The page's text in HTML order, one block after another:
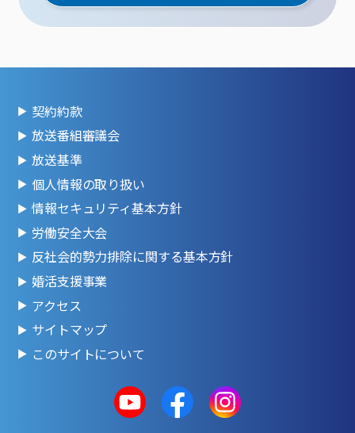
契約約款
放送番組審議会
放送基準
個人情報の取り扱い
情報セキュリティ基本方針
労働安全大会
反社会的勢力排除に関する基本方針
婚活支援事業
アクセス
サイトマップ
このサイトについて